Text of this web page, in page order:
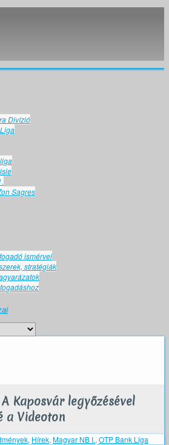
Divízió
Sagres
ismérvei
stratégiák
Kaposvár legyőzésével
a Videoton
, Hírek, Magyar NB I., OTP Bank Liga